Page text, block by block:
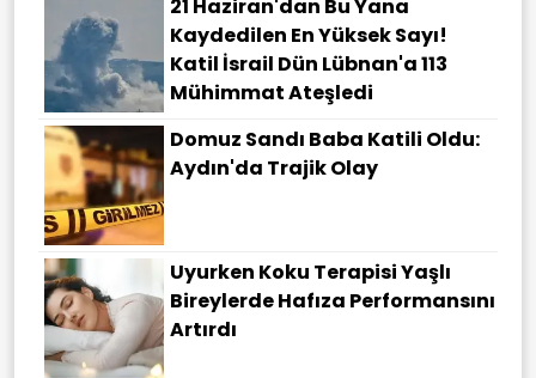
21 Haziran'dan Bu Yana
Kaydedilen En Yüksek Sayı!
Katil İsrail Dün Lübnan'a 113
Mühimmat Ateşledi
Domuz Sandı Baba Katili Oldu:
Aydın'da Trajik Olay
Uyurken Koku Terapisi Yaşlı
Bireylerde Hafıza Performansını
Artırdı